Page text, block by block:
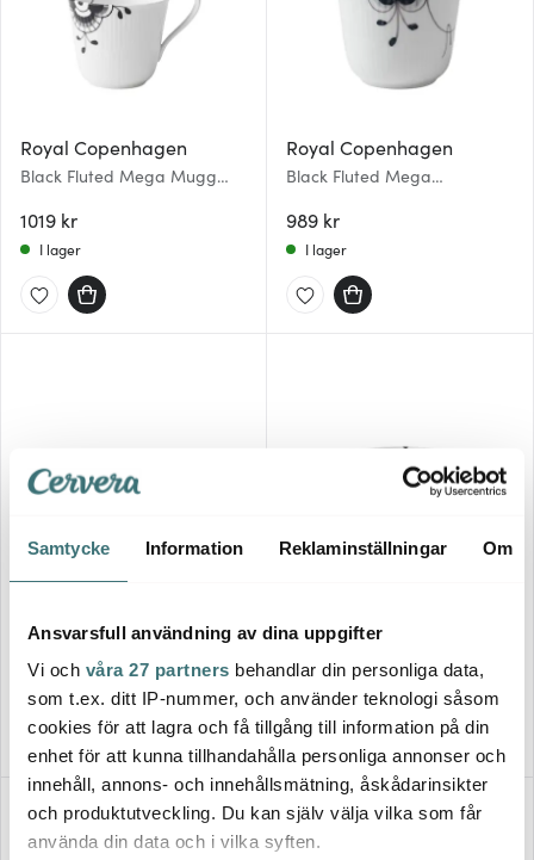
Samtycke Information Reklaminställningar Om
Ansvarsfull användning av dina uppgifter
Vi och våra 27 partners behandlar din personliga data,
som t.ex. ditt IP-nummer, och använder teknologi såsom
cookies för att lagra och få tillgång till information på din
enhet för att kunna tillhandahålla personliga annonser och
innehåll, annons- och innehållsmätning, åskådarinsikter
och produktutveckling. Du kan själv välja vilka som får
använda din data och i vilka syften.
Royal Copenhagen
Black Fluted Mega Mugg
1019 kr
I lager
Royal Copenhagen
Black Fluted Mega
989 kr
I lager
Royal Copenhagen
2-pack
689 kr
Få i lager
1999 kr
I lager